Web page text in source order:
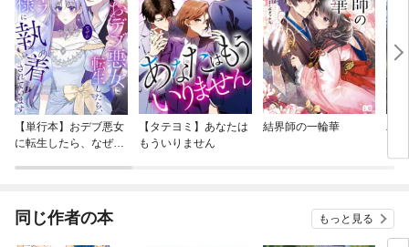
【単行本】おデブ悪女
に転生したら、なぜか
【タテヨミ】あなたは
もういりません
結界師の一輪華
バ
今
同じ作者の本 もっと見る